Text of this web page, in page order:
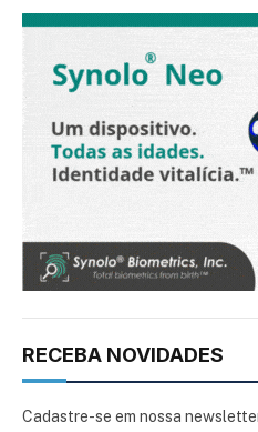
RECEBA NOVIDADES
Cadastre-se em nossa